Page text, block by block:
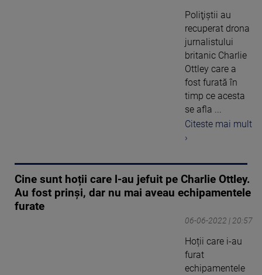
Poliţiştii au
recuperat drona
jurnalistului
britanic Charlie
Ottley care a
fost furată în
timp ce acesta
se afla ...
Citeste mai mult
›
Cine sunt hoții care l-au jefuit pe Charlie Ottley.
Au fost prinși, dar nu mai aveau echipamentele
furate
06-06-2022 | 20:57
Hoții care i-au
furat
echipamentele